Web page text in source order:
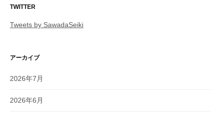
TWITTER
Tweets by SawadaSeiki
アーカイブ
2026年7月
2026年6月